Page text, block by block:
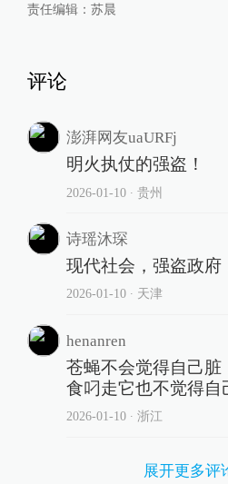
责任编辑： 苏晨
评论
澎湃网友uaURFj
明火执仗的强盗！
2026-01-10∙ 贵州
诗瑶沐琛
现代社会，强盗政府
2026-01-10∙ 天津
henanren
苍蝇不会觉得自己脏
食叼走它也不觉得自
2026-01-10∙ 浙江
展开更多评